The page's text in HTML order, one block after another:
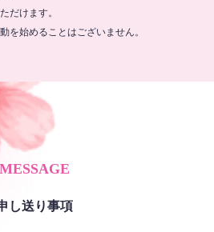
だけます。
を始めることはございません。
MESSAGE
し送り事項